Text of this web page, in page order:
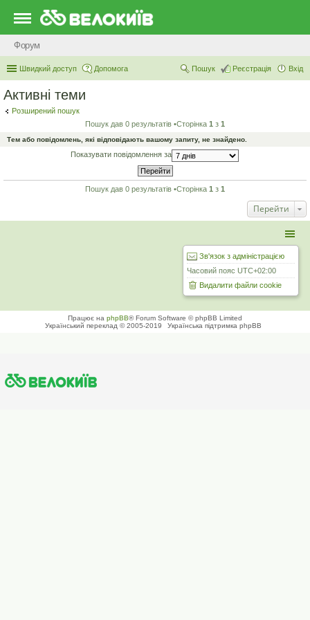
Форум
Швидкий доступ Допомога Вхід
Реєстрація
Пошук
Активні теми
Розширений пошук
Пошук дав 0 результатів •Сторінка 1 з 1
Тем або повідомлень, які відповідають вашому запиту, не знайдено.
Показувати повідомлення за
Пошук дав 0 результатів •Сторінка 1 з 1
Перейти
Зв'язок з адміністрацією
Часовий пояс UTC+02:00
Видалити файли cookie
Працює на phpBB® Forum Software © phpBB Limited
Український переклад © 2005-2019
Українська підтримка phpBB